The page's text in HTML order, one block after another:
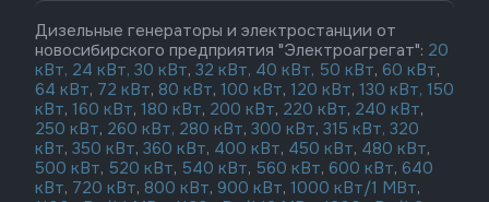
Дизельные генераторы и электростанции от
новосибирского предприятия "Электроагрегат": 20
кВт, 24 кВт, 30 кВт, 32 кВт, 40 кВт, 50 кВт, 60 кВт,
64 кВт, 72 кВт, 80 кВт, 100 кВт, 120 кВт, 130 кВт, 150
кВт, 160 кВт, 180 кВт, 200 кВт, 220 кВт, 240 кВт,
250 кВт, 260 кВт, 280 кВт, 300 кВт, 315 кВт, 320
кВт, 350 кВт, 360 кВт, 400 кВт, 450 кВт, 480 кВт,
500 кВт, 520 кВт, 540 кВт, 560 кВт, 600 кВт, 640
кВт, 720 кВт, 800 кВт, 900 кВт, 1000 кВт/1 МВт,